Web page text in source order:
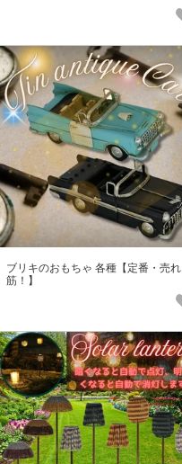
ブリキのおもちゃ 各種【定番・売れ
筋！】